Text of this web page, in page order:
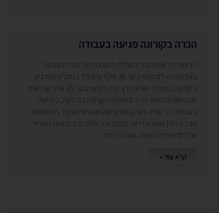
הכרה בקורונה פגיעה בעבודה
הביטוח הלאומי הכיר במחלת הקורונה של עובד כפגיעה
בעבודה ושילם פיצוי בסך 35 אלף ₪ עובד בנתב”ג שנדבק
בקורונה במהלך חודש מרץ יזכה לפיצוי בסך 35 אלף ₪ לאחר
שהביטוח הלאומי הכיר במחלת הקורונה בה לקה, כפגיעה
בעבודה. כך עולה בעקבות תביעה שהגיש העובד באמצעות
עורכת הדין אושרת דרעי. מהתביעה עולה כי במחצית השנייה
של חודש מרץ השנה, העובד החל
קרא עוד »